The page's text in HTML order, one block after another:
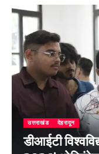
उत्तराखंड देहरादून
डीआईटी